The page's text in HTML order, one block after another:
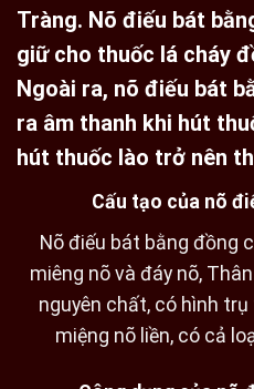
Tràng. Nõ điếu bát
giữ cho thuốc lá cháy
Ngoài ra, nõ điếu bát
ra âm thanh khi hút
hút thuốc lào trở nên
Cấu tạo của nõ
Nõ điếu bát bằng đồng
miêng nõ và đáy nõ,
nguyên chất, có hình
miệng nõ liền, có cả